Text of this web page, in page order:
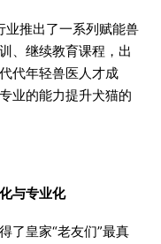
业推出了一系列赋能兽
、继续教育课程，出
代年轻兽医人才成
业的能力提升犬猫的
与专业化
了皇家“老友们”最真